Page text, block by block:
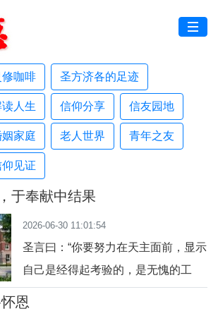
修咖啡 圣方济各的足迹
人生 信仰分享 信友园地
家庭 老人世界 青年之友
见证
于奉献中结果
2026-06-30 11:01:54
圣言曰：“你要努力在天主面前，显示
自己是经得起考验的，是无愧的工
恩